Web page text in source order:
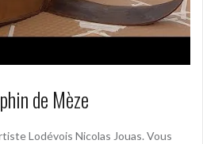
de Mèze
Lodévois Nicolas Jouas. Vous